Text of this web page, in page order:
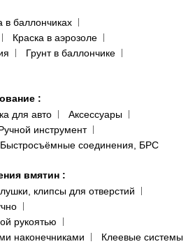
в баллончиках
Краска в аэрозоле
Грунт в баллончике
:
для авто
Аксессуары
инструмент
Быстросъёмные соединения, БРС
вмятин :
клипсы для отверстий
рукоятью
наконечниками
Клеевые системы